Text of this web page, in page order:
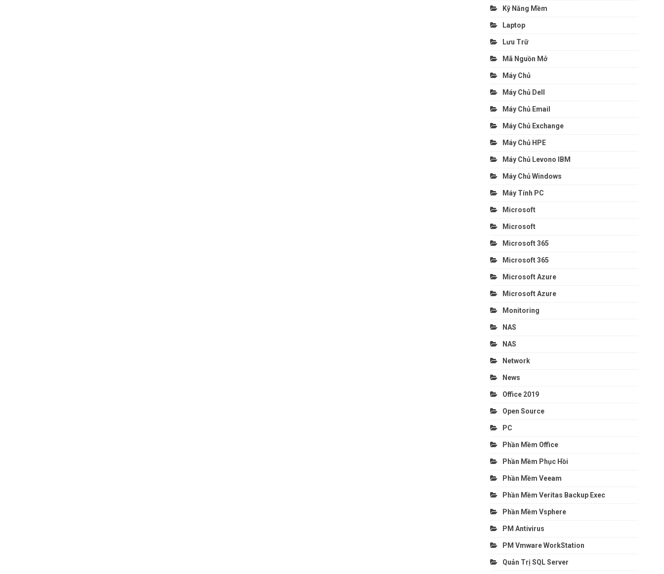
Kỹ Năng Mềm
Laptop
Lưu Trữ
Mã Nguồn Mở
Máy Chủ
Máy Chủ Dell
Máy Chủ Email
Máy Chủ Exchange
Máy Chủ HPE
Máy Chủ Levono IBM
Máy Chủ Windows
Máy Tính PC
Microsoft
Microsoft
Microsoft 365
Microsoft 365
Microsoft Azure
Microsoft Azure
Monitoring
NAS
NAS
Network
News
Office 2019
Open Source
PC
Phần Mềm Office
Phần Mềm Phục Hồi
Phần Mềm Veeam
Phần Mềm Veritas Backup Exec
Phần Mềm Vsphere
PM Antivirus
PM Vmware WorkStation
Quản Trị SQL Server